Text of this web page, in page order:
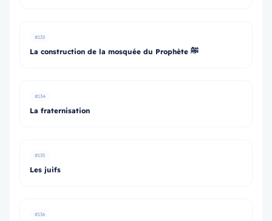
#133
La construction de la mosquée du Prophète ﷺ
#134
La fraternisation
#135
Les juifs
#136